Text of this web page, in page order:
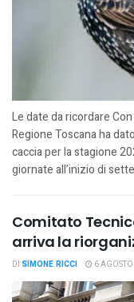
Le date da ricordare
Regione Toscana ha
caccia per la stagione
giornate all’inizio di
Comitato
arriva la
DI SIMONE RICCI 6